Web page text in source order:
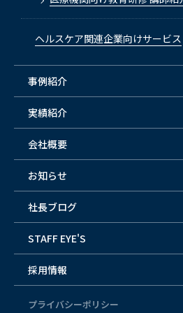
ヘルスケア関連企業向けサービス
事例紹介
実績紹介
会社概要
お知らせ
社長ブログ
STAFF EYE'S
採用情報
プライバシーポリシー